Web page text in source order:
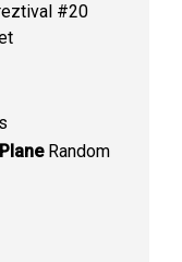
#20
Random